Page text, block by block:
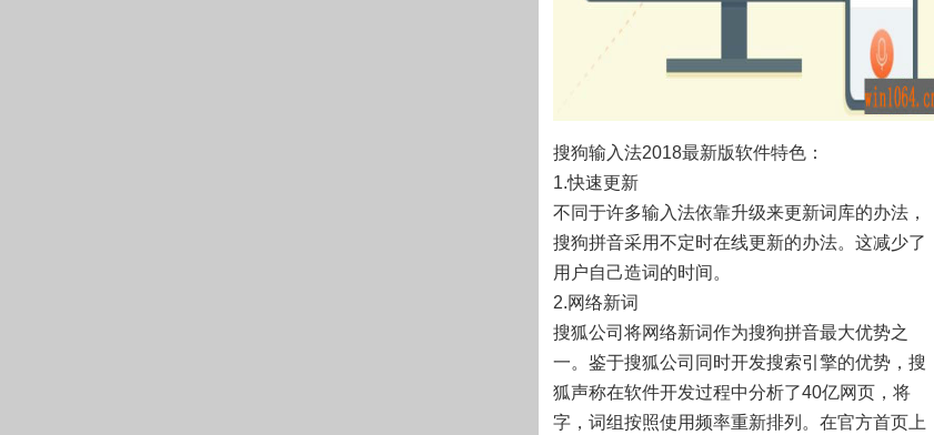
搜狗输入法2018最新版软件特色：
1.快速更新
不同于许多输入法依靠升级来更新词库的办法，
搜狗拼音采用不定时在线更新的办法。这减少了
用户自己造词的时间。
2.网络新词
搜狐公司将网络新词作为搜狗拼音最大优势之
一。鉴于搜狐公司同时开发搜索引擎的优势，搜
狐声称在软件开发过程中分析了40亿网页，将
字，词组按照使用频率重新排列。在官方首页上